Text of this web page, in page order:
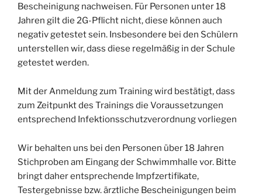
Bescheinigung nachweisen. Für Personen unter 18
Jahren gilt die 2G-Pflicht nicht, diese können auch
negativ getestet sein. Insbesondere bei den Schülern
unterstellen wir, dass diese regelmäßig in der Schule
getestet werden.
Mit der Anmeldung zum Training wird bestätigt, dass
zum Zeitpunkt des Trainings die Voraussetzungen
entsprechend Infektionsschutzverordnung vorliegen
Wir behalten uns bei den Personen über 18 Jahren
Stichproben am Eingang der Schwimmhalle vor. Bitte
bringt daher entsprechende Impfzertifikate,
Testergebnisse bzw. ärztliche Bescheinigungen beim